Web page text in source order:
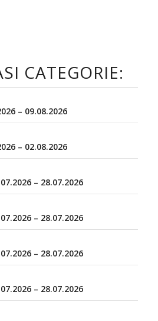
CATEGORIE:
– 09.08.2026
– 02.08.2026
– 28.07.2026
– 28.07.2026
– 28.07.2026
– 28.07.2026